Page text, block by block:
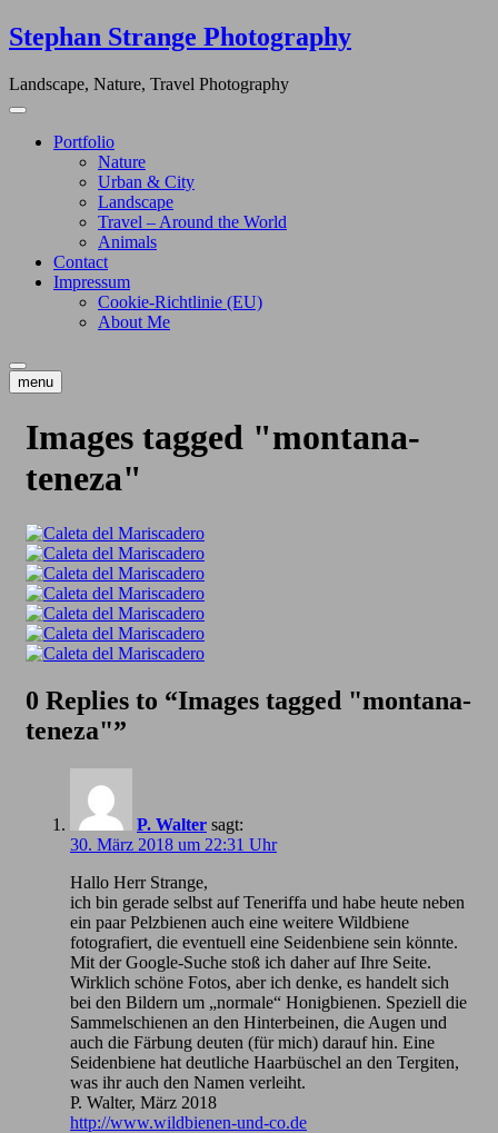
Skip
to
Stephan Strange Photography
Landscape, Nature, Travel Photography
Portfolio
Nature
Urban & City
Landscape
Travel – Around the World
Animals
Contact
Impressum
Cookie-Richtlinie (EU)
About Me
menu
Images tagged "montana-
teneza"
0 Replies to “Images tagged "montana-
teneza"”
P. Walter sagt:
30. März 2018 um 22:31 Uhr
Hallo Herr Strange,
ich bin gerade selbst auf Teneriffa und habe heute neben
ein paar Pelzbienen auch eine weitere Wildbiene
fotografiert, die eventuell eine Seidenbiene sein könnte.
Mit der Google-Suche stoß ich daher auf Ihre Seite.
Wirklich schöne Fotos, aber ich denke, es handelt sich
bei den Bildern um „normale“ Honigbienen. Speziell die
Sammelschienen an den Hinterbeinen, die Augen und
auch die Färbung deuten (für mich) darauf hin. Eine
Seidenbiene hat deutliche Haarbüschel an den Tergiten,
was ihr auch den Namen verleiht.
P. Walter, März 2018
http://www.wildbienen-und-co.de